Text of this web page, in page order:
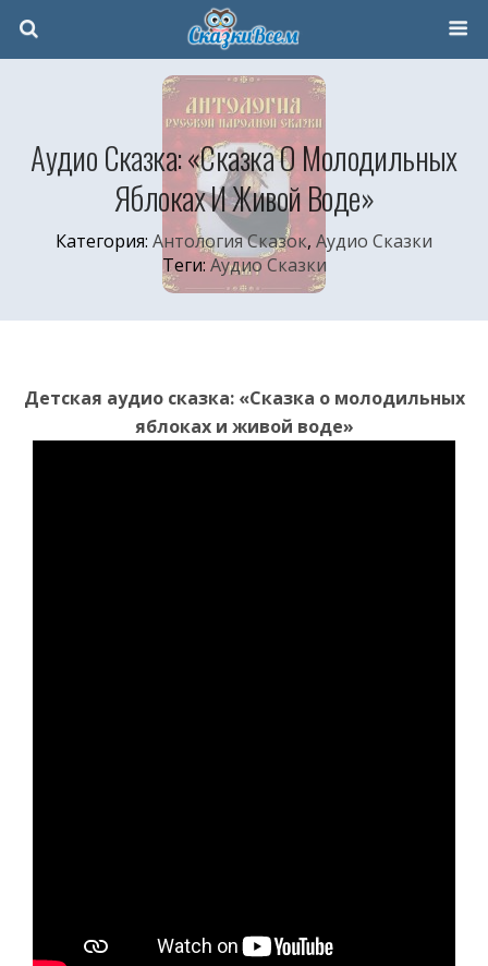
Аудио Сказка: «Сказка О Молодильных
Яблоках И Живой Воде»
Категория: Антология Сказок, Аудио Сказки
Теги: Аудио Сказки
Детская аудио сказка: «Сказка о молодильных
яблоках и живой воде»